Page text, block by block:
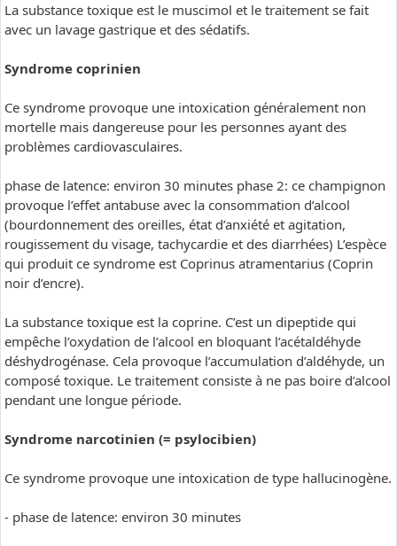
La substance toxique est le muscimol et le traitement se fait
avec un lavage gastrique et des sédatifs.
Syndrome coprinien
Ce syndrome provoque une intoxication généralement non
mortelle mais dangereuse pour les personnes ayant des
problèmes cardiovasculaires.
phase de latence: environ 30 minutes phase 2: ce champignon
provoque l’effet antabuse avec la consommation d’alcool
(bourdonnement des oreilles, état d’anxiété et agitation,
rougissement du visage, tachycardie et des diarrhées) L’espèce
qui produit ce syndrome est Coprinus atramentarius (Coprin
noir d’encre).
La substance toxique est la coprine. C’est un dipeptide qui
empêche l’oxydation de l’alcool en bloquant l’acétaldéhyde
déshydrogénase. Cela provoque l’accumulation d’aldéhyde, un
composé toxique. Le traitement consiste à ne pas boire d’alcool
pendant une longue période.
Syndrome narcotinien (= psylocibien)
Ce syndrome provoque une intoxication de type hallucinogène.
- phase de latence: environ 30 minutes